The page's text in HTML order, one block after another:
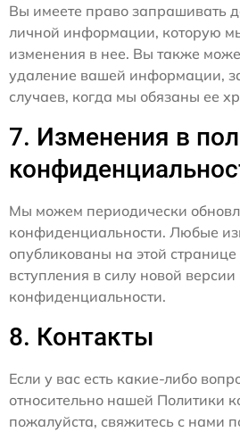
Вы имеете право запрашивать
личной информации, которую
изменения в нее. Вы также
удаление вашей информации,
случаев, когда мы обязаны ее
7. Изменения в
Мы можем периодически
конфиденциальности. Любые
опубликованы на этой
вступления в силу новой
конфиденциальности.
8. Контакты
Если у вас есть какие-либо
относительно нашей Политики
пожалуйста, свяжитесь с нами